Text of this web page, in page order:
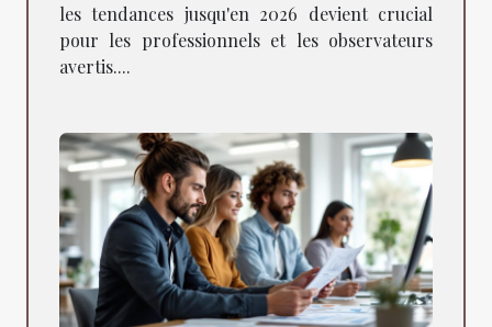
les tendances jusqu'en 2026 devient crucial
pour les professionnels et les observateurs
avertis....